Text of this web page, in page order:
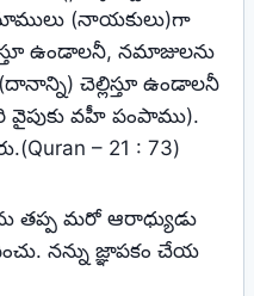
(నాయకులు)గా
ఉండాలనీ, నమాజులను
చెల్లిస్తూ ఉండాలనీ
వహీ పంపాము).
– 21 : 73)
తప్ప మరో ఆరాధ్యుడు
నన్ను జ్ఞాపకం చేయ